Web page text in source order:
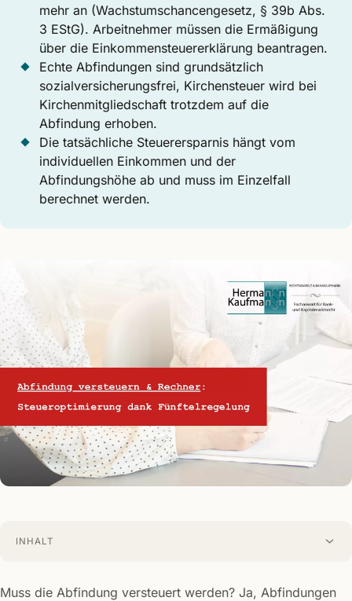
mehr an (Wachstumschancengesetz, § 39b Abs.
3 EStG). Arbeitnehmer müssen die Ermäßigung
über die Einkommensteuererklärung beantragen.
Echte Abfindungen sind grundsätzlich
sozialversicherungsfrei, Kirchensteuer wird bei
Kirchenmitgliedschaft trotzdem auf die
Abfindung erhoben.
Die tatsächliche Steuerersparnis hängt vom
individuellen Einkommen und der
Abfindungshöhe ab und muss im Einzelfall
berechnet werden.
INHALT
Muss die Abfindung versteuert werden? Ja, Abfindungen